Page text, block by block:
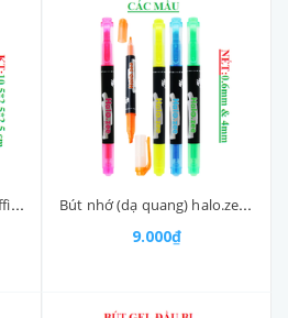
Bút xóa nước 12 ml Flexoffice FO-CP02VN Bút nhớ (dạ quang) halo.zee highlighter Thiên Long HL-03
9.000₫